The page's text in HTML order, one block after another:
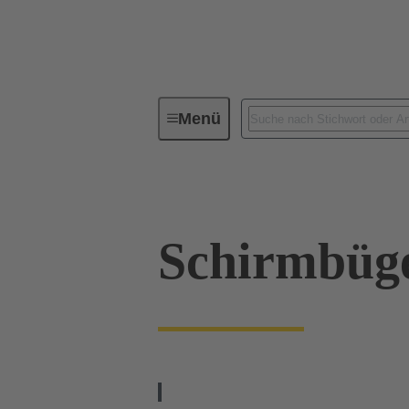
MenüIndustrie-Steckverbinder / Han®